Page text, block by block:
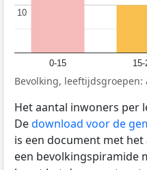
0-15 15-
10
10
Bevolking,
Het aantal inwoners per
Dedownload voor de
is een document met
een bevolkingspiramide